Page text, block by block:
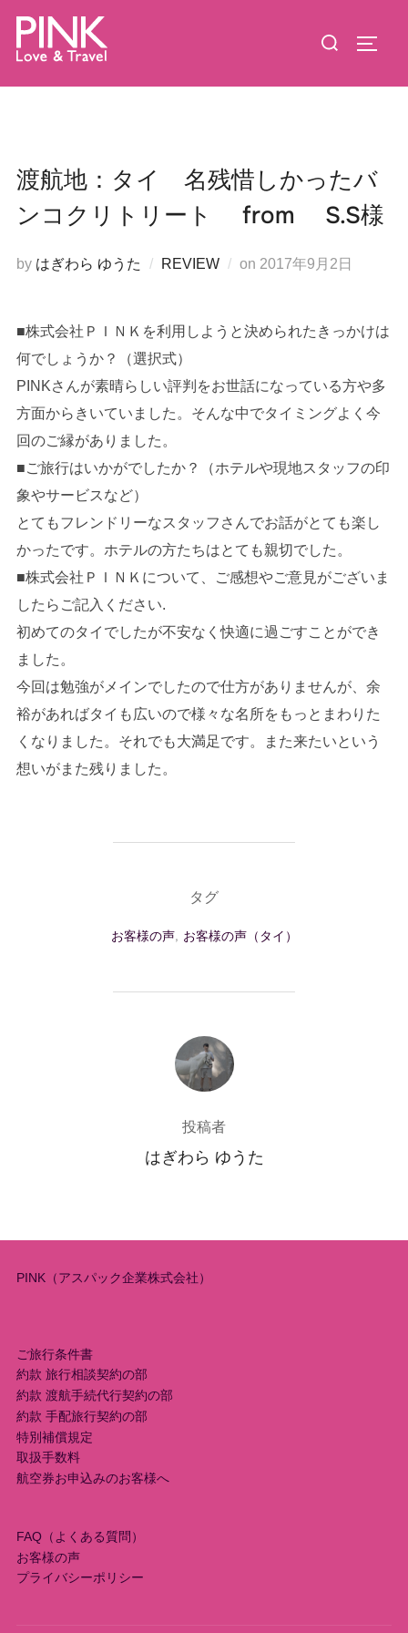
ン
検
対
渡航地：タイ 名残惜しかったバ
ンコクリトリート from S.S様
by はぎわら ゆうた REVIEW on 投
2017年9月2日
■株式会社ＰＩＮＫを利用しようと決められたきっかけは
何でしょうか？（選択式）
PINKさんが素晴らしい評判をお世話になっている方や多
方面からきいていました。そんな中でタイミングよく今
回のご縁がありました。
■ご旅行はいかがでしたか？（ホテルや現地スタッフの印
象やサービスなど）
とてもフレンドリーなスタッフさんでお話がとても楽し
かったです。ホテルの方たちはとても親切でした。
■株式会社ＰＩＮＫについて、ご感想やご意見がございま
したらご記入ください.
初めてのタイでしたが不安なく快適に過ごすことができ
ました。
今回は勉強がメインでしたので仕方がありませんが、余
裕があればタイも広いので様々な名所をもっとまわりた
くなりました。それでも大満足です。また来たいという
想いがまた残りました。
タグ
お客様の声, お客様の声（タイ）
投稿者
投稿者
はぎわら ゆうた
PINK（アスパック企業株式会社）
ご旅行条件書
約款 旅行相談契約の部
約款 渡航手続代行契約の部
約款 手配旅行契約の部
特別補償規定
取扱手数料
航空券お申込みのお客様へ
FAQ（よくある質問）
お客様の声
プライバシーポリシー